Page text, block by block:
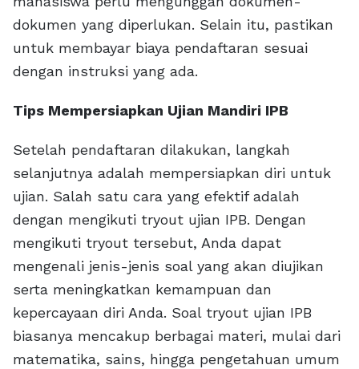
dokumen yang diperlukan. Selain itu, pastikan
untuk membayar biaya pendaftaran sesuai
dengan instruksi yang ada.
Tips Mempersiapkan Ujian Mandiri IPB
Setelah pendaftaran dilakukan, langkah
selanjutnya adalah mempersiapkan diri untuk
ujian. Salah satu cara yang efektif adalah
dengan mengikuti tryout ujian IPB. Dengan
mengikuti tryout tersebut, Anda dapat
mengenali jenis-jenis soal yang akan diujikan
serta meningkatkan kemampuan dan
kepercayaan diri Anda. Soal tryout ujian IPB
biasanya mencakup berbagai materi, mulai dari
matematika, sains, hingga pengetahuan umum